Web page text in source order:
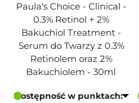
Paula's Choice - Clinical -
0.3% Retinol + 2%
Bakuchiol Treatment -
Serum do Twarzy z 0.3%
Retinolem oraz 2%
Bakuchiolem - 30ml
Dostępność w punktach: